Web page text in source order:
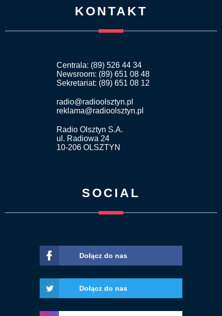
KONTAKT
Centrala: (89) 526 44 34
Newsroom: (89) 651 08 48
Sekretariat: (89) 651 08 12
radio@radioolsztyn.pl
reklama@radioolsztyn.pl
Radio Olsztyn S.A.
ul. Radiowa 24
10-206 OLSZTYN
SOCIAL
Dołącz do nas
Dołącz do nas